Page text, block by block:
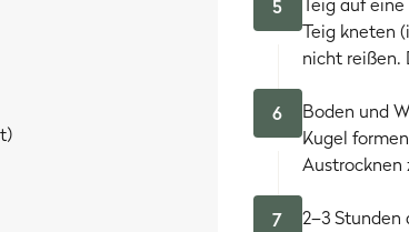
– die alternative Outdoor-Methode:Ist dein
saugute Pizzen
Umlufteffekt und die Oberhitze eines richtigen
Pizzastein erhöht im
deiner Pizza entlang. Oder du nutzt einen
Einfach den
möglichst weit oben
5
Teig kneten
nicht reißen.
6
Boden und
Kugel
Austrocknen
7 2–3